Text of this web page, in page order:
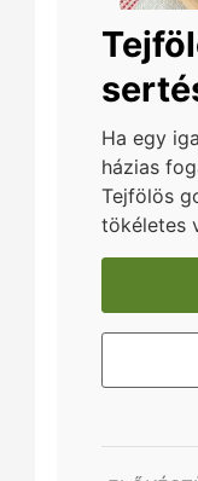
Ha egy
házias
Tejfölös
tökéletes